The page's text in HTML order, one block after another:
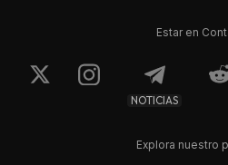
Estar en
NOTICIAS
Explora nuestro